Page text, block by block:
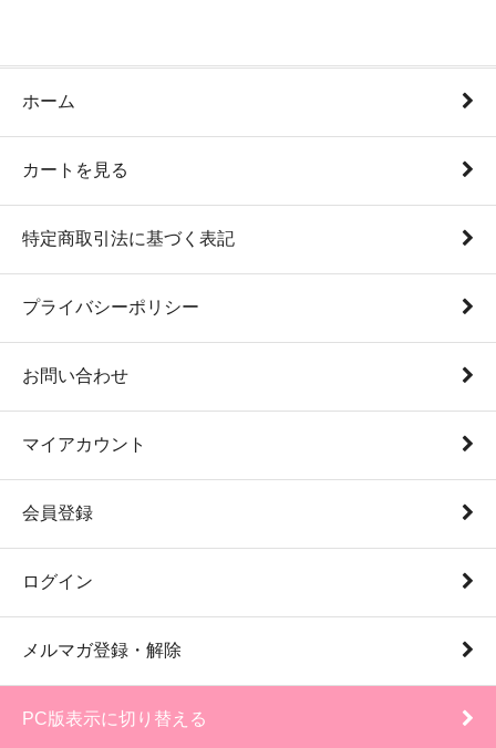
ホーム
カートを見る
特定商取引法に基づく表記
プライバシーポリシー
お問い合わせ
マイアカウント
会員登録
ログイン
メルマガ登録・解除
PC版表示に切り替える